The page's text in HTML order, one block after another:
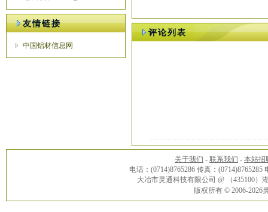
友情链接
中国铝材信息网
评论列表
关于我们 - 联系我们 - 本站招
电话：(0714)8765286 传真：(0714)8765285
大冶市灵通科技有限公司 @ （435100
版权所有 © 2006-2026